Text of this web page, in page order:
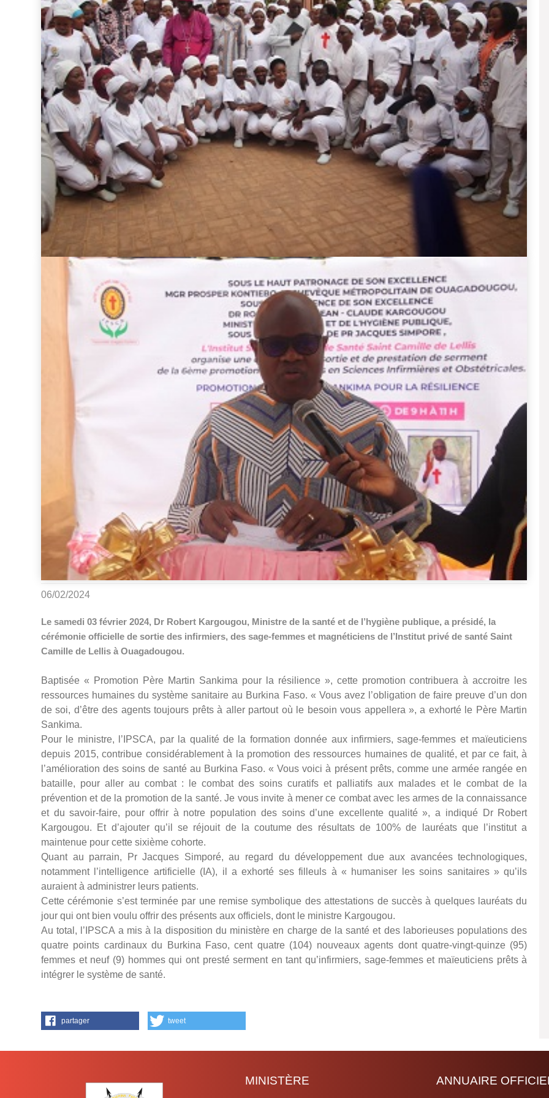
06/02/2024
Le samedi 03 février 2024, Dr Robert Kargougou, Ministre de la santé et de l’hygiène publique, a présidé, la
cérémonie officielle de sortie des infirmiers, des sage-femmes et magnéticiens de l’Institut privé de santé Saint
Camille de Lellis à Ouagadougou.
Baptisée « Promotion Père Martin Sankima pour la résilience », cette promotion contribuera à accroitre les
ressources humaines du système sanitaire au Burkina Faso. « Vous avez l’obligation de faire preuve d’un don
de soi, d’être des agents toujours prêts à aller partout où le besoin vous appellera », a exhorté le Père Martin
Sankima.
Pour le ministre, l’IPSCA, par la qualité de la formation donnée aux infirmiers, sage-femmes et maïeuticiens
depuis 2015, contribue considérablement à la promotion des ressources humaines de qualité, et par ce fait, à
l’amélioration des soins de santé au Burkina Faso. « Vous voici à présent prêts, comme une armée rangée en
bataille, pour aller au combat : le combat des soins curatifs et palliatifs aux malades et le combat de la
prévention et de la promotion de la santé. Je vous invite à mener ce combat avec les armes de la connaissance
et du savoir-faire, pour offrir à notre population des soins d’une excellente qualité », a indiqué Dr Robert
Kargougou. Et d’ajouter qu’il se réjouit de la coutume des résultats de 100% de lauréats que l’institut a
maintenue pour cette sixième cohorte.
Quant au parrain, Pr Jacques Simporé, au regard du développement due aux avancées technologiques,
notamment l’intelligence artificielle (IA), il a exhorté ses filleuls à « humaniser les soins sanitaires » qu’ils
auraient à administrer leurs patients.
Cette cérémonie s’est terminée par une remise symbolique des attestations de succès à quelques lauréats du
jour qui ont bien voulu offrir des présents aux officiels, dont le ministre Kargougou.
Au total, l’IPSCA a mis à la disposition du ministère en charge de la santé et des laborieuses populations des
quatre points cardinaux du Burkina Faso, cent quatre (104) nouveaux agents dont quatre-vingt-quinze (95)
femmes et neuf (9) hommes qui ont presté serment en tant qu’infirmiers, sage-femmes et maïeuticiens prêts à
intégrer le système de santé.
partager tweet
MINISTÈRE ANNUAIRE